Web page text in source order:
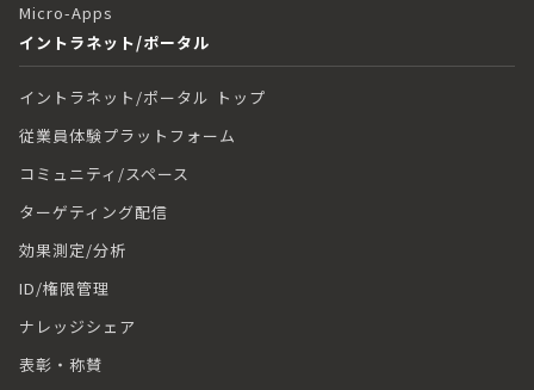
Micro-Apps
イントラネット/ポータル
イントラネット/ポータル トップ
従業員体験プラットフォーム
コミュニティ/スペース
ターゲティング配信
効果測定/分析
ID/権限管理
ナレッジシェア
表彰・称賛